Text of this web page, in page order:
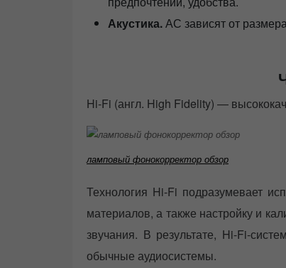
Акустика.АС зависят от
Hi-Fi (англ. High Fidelity) —
ламповый фонокорректор обзор
Технология Hi-Fi подразумевает
материалов, а также настройку и
звучания. В результате, Hi-Fi-
обычные аудиосистемы.